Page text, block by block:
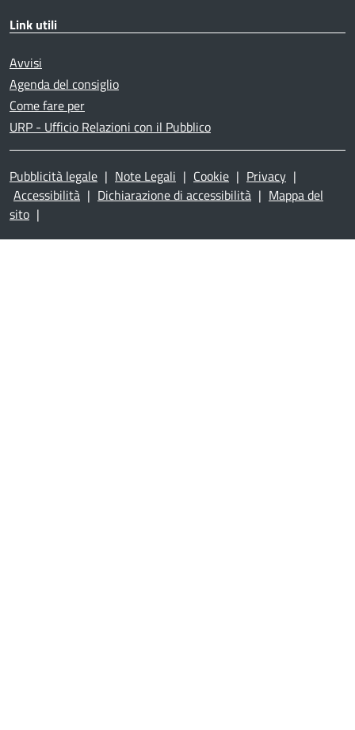
Link utili
Avvisi
Agenda del consiglio
Come fare per
URP - Ufficio Relazioni con il Pubblico
Pubblicità legale | Note Legali | Cookie | Privacy |
Accessibilità | Dichiarazione di accessibilità | Mappa del
sito |